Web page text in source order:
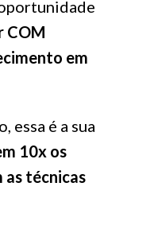
COM
em
essa é a sua
10x os
as técnicas